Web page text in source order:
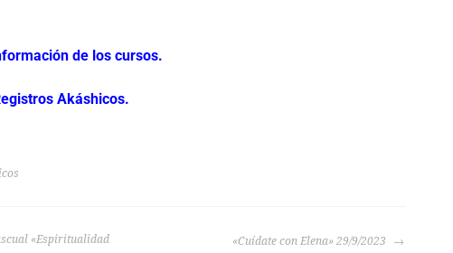
de los cursos.
Akáshicos.
«Espiritualidad
«Cuídate con Elena» 29/9/2023